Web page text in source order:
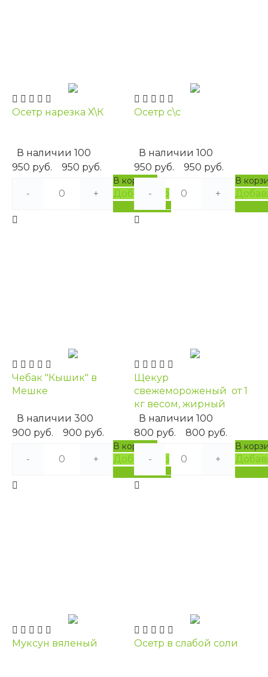
Осетр нарезка Х\К
В наличии 100
950 руб.
950 руб.
- +
В корзину
Добавлено
Осетр с\с
В наличии 100
950 руб.
950 руб.
- +
В
Чебак "Кышик" в
Мешке
В наличии 300
900 руб.
900 руб.
- +
В корзину
Добавлено
Щекур
свежемороженый от 1
кг весом, жирный
В наличии 100
800 руб.
800 руб.
- +
В
Муксун вяленый Осетр в слабой соли